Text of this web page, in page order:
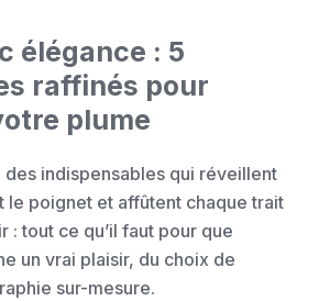
élégance : 5
raffinés pour
plume
des indispensables qui réveillent
le poignet et affûtent chaque trait
: tout ce qu’il faut pour que
un vrai plaisir, du choix de
sur-mesure.